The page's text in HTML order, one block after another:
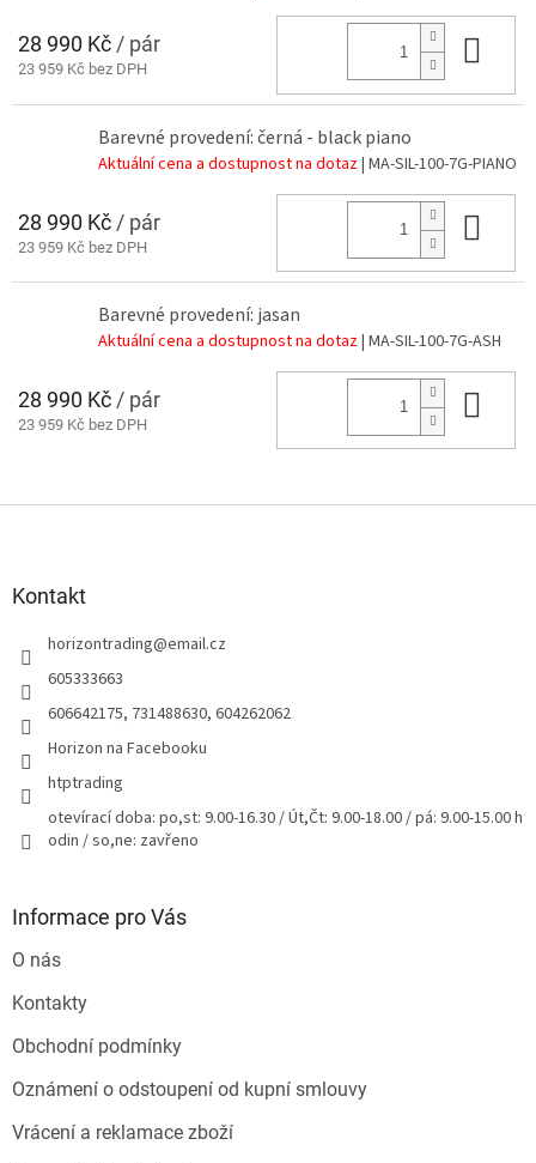
28 990 Kč/ pár
23 959 Kč bez DPH
Barevné provedení: černá - black piano
Aktuální cena a dostupnost na dotaz| MA-SIL-100-7G-PIANO
28 990 Kč / pár
23 959 Kč bez DPH
Barevné provedení: jasan
Aktuální cena a dostupnost na dotaz| MA-SIL-100-7G-ASH
28 990 Kč / pár
23 959 Kč bez DPH
Kontakt
horizontrading@email.cz
605333663
606642175, 731488630, 604262062
Horizon na Facebooku
htptrading
otevírací doba: po,st: 9.00-16.30 / Út,Čt: 9.00-18.00 / pá: 9.00-15.00 h
odin / so,ne: zavřeno
Informace pro Vás
O nás
Kontakty
Obchodní podmínky
Oznámení o odstoupení od kupní smlouvy
Vrácení a reklamace zboží